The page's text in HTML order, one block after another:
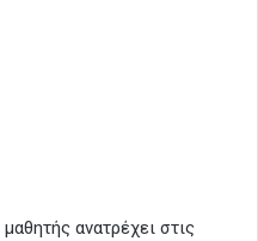
ανατρέχει στις